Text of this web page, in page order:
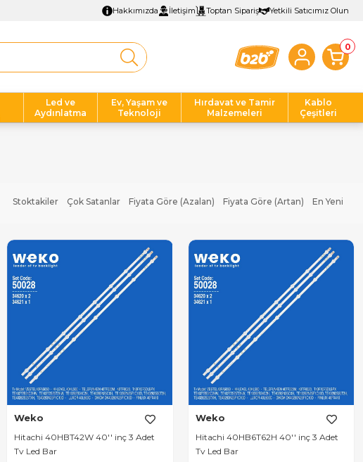
Hakkımızda İletişim Toptan Sipariş Yetkili Satıcımız Olun
0
Led ve
Aydınlatma
Ev, Yaşam ve
Teknoloji
Hırdavat ve Tamir
Malzemeleri
Kablo
Çeşitleri
En Yeni
Fiyata Göre (Artan)
Fiyata Göre (Azalan)
Çok Satanlar
Stoktakiler
Weko
Hitachi 40HBT42W 40'' inç 3 Adet
Tv Led Bar
Weko
Hitachi 40HB6T62H 40'' inç 3 Adet
Tv Led Bar